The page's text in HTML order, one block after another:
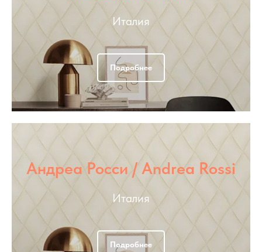
Италия
Подробнее
Андреа Росси / Andrea Rossi
Италия
Подробнее